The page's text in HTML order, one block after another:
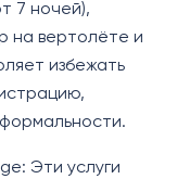
7 ночей),
на вертолёте и
избежать
Эти услуги